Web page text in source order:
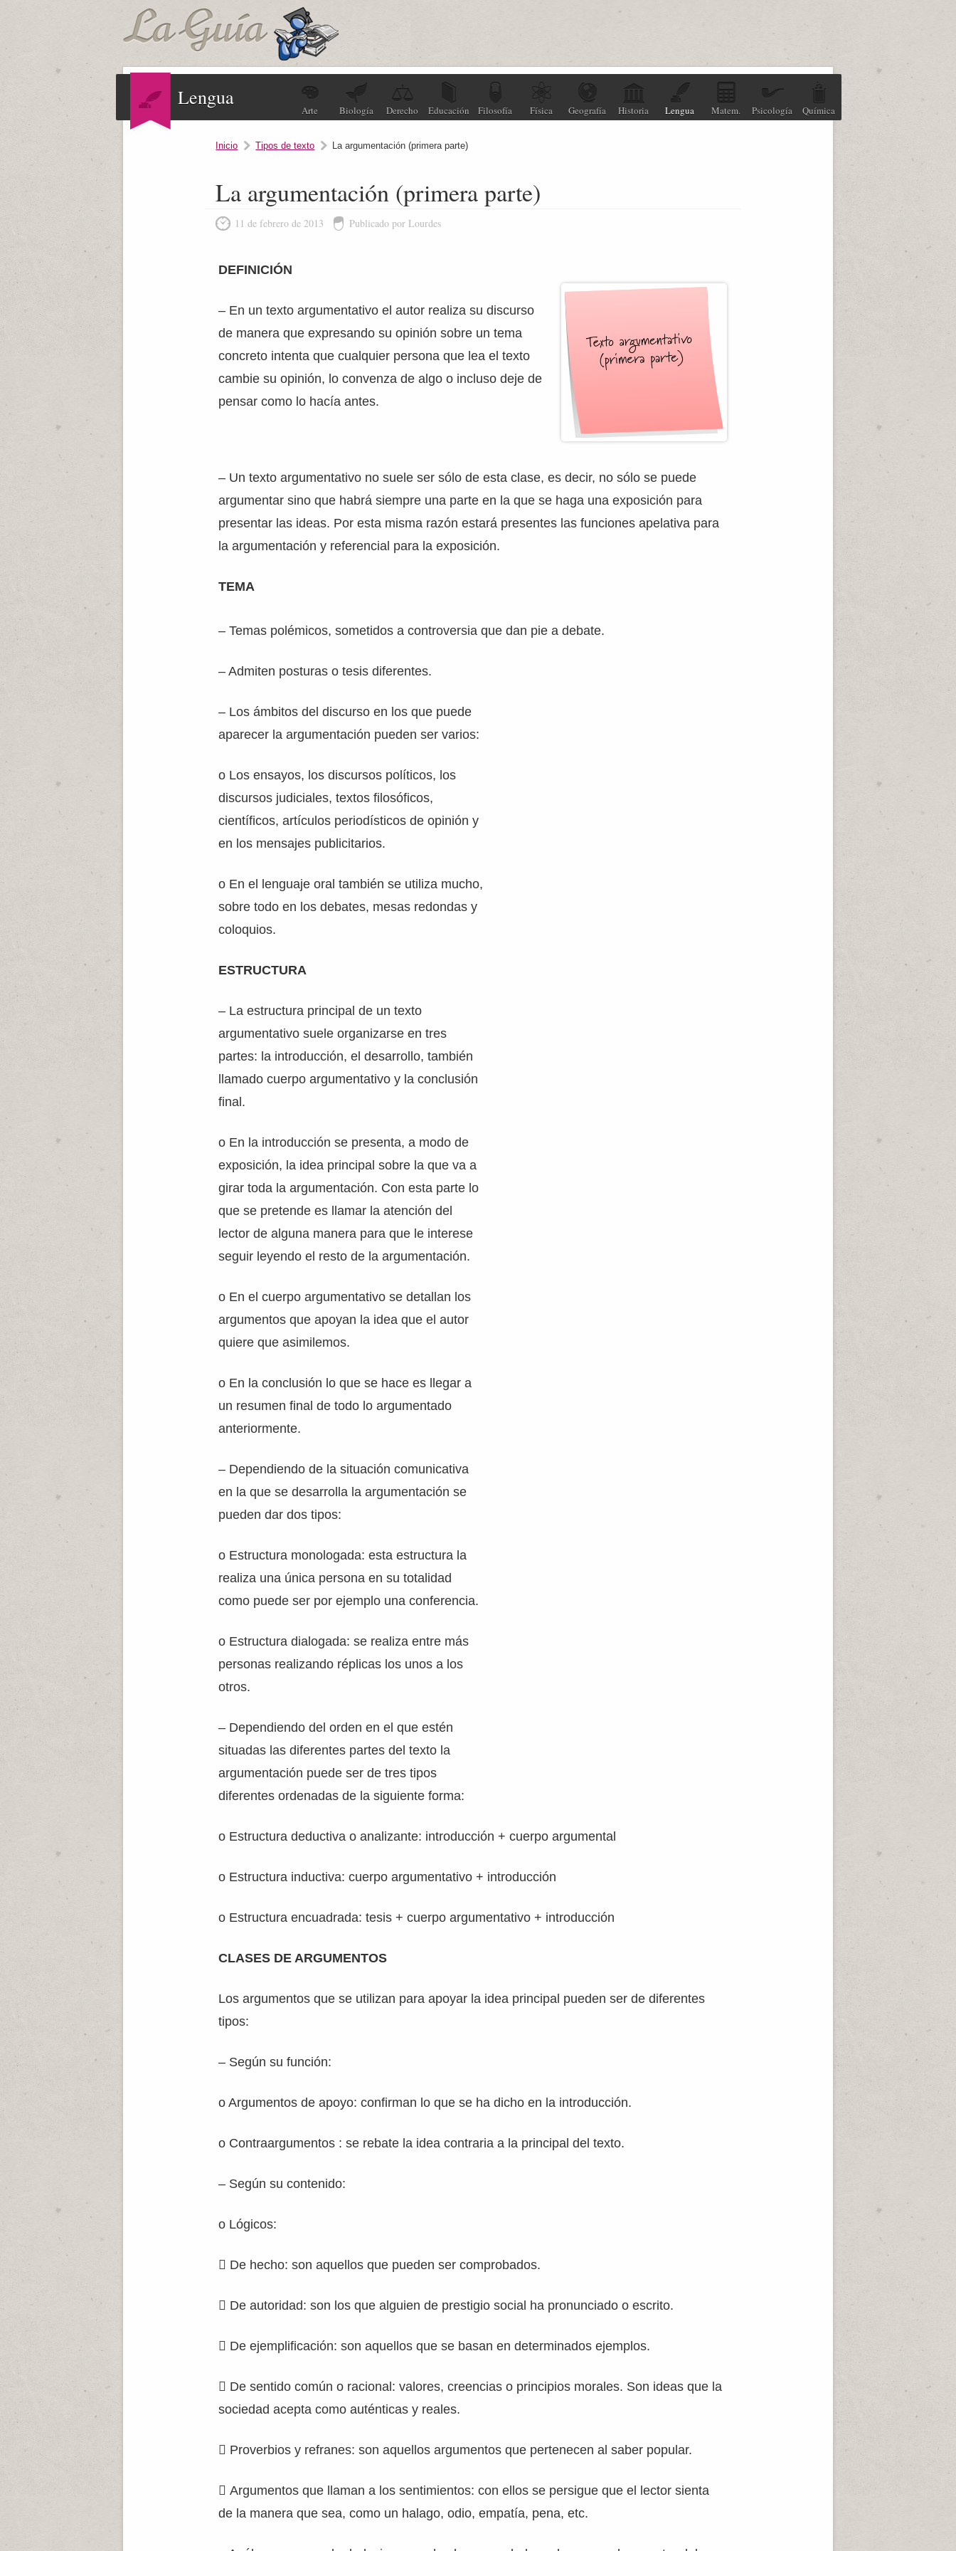
Lengua
Arte Biología Derecho Educación Filosofía Física Geografía Historia Lengua Matem. Psicología Química
Inicio Tipos de texto La argumentación (primera parte)
La argumentación (primera parte)
11 de febrero de 2013 Publicado por Lourdes
DEFINICIÓN
– En un texto argumentativo el autor realiza su discurso
de manera que expresando su opinión sobre un tema
concreto intenta que cualquier persona que lea el texto
cambie su opinión, lo convenza de algo o incluso deje de
pensar como lo hacía antes.
– Un texto argumentativo no suele ser sólo de esta clase, es decir, no sólo se puede
argumentar sino que habrá siempre una parte en la que se haga una exposición para
presentar las ideas. Por esta misma razón estará presentes las funciones apelativa para
la argumentación y referencial para la exposición.
TEMA
– Temas polémicos, sometidos a controversia que dan pie a debate.
– Admiten posturas o tesis diferentes.
– Los ámbitos del discurso en los que puede
aparecer la argumentación pueden ser varios:
o Los ensayos, los discursos políticos, los
discursos judiciales, textos filosóficos,
científicos, artículos periodísticos de opinión y
en los mensajes publicitarios.
o En el lenguaje oral también se utiliza mucho,
sobre todo en los debates, mesas redondas y
coloquios.
ESTRUCTURA
– La estructura principal de un texto
argumentativo suele organizarse en tres
partes: la introducción, el desarrollo, también
llamado cuerpo argumentativo y la conclusión
final.
o En la introducción se presenta, a modo de
exposición, la idea principal sobre la que va a
girar toda la argumentación. Con esta parte lo
que se pretende es llamar la atención del
lector de alguna manera para que le interese
seguir leyendo el resto de la argumentación.
o En el cuerpo argumentativo se detallan los
argumentos que apoyan la idea que el autor
quiere que asimilemos.
o En la conclusión lo que se hace es llegar a
un resumen final de todo lo argumentado
anteriormente.
– Dependiendo de la situación comunicativa
en la que se desarrolla la argumentación se
pueden dar dos tipos:
o Estructura monologada: esta estructura la
realiza una única persona en su totalidad
como puede ser por ejemplo una conferencia.
o Estructura dialogada: se realiza entre más
personas realizando réplicas los unos a los
otros.
– Dependiendo del orden en el que estén
situadas las diferentes partes del texto la
argumentación puede ser de tres tipos
diferentes ordenadas de la siguiente forma:
o Estructura deductiva o analizante: introducción + cuerpo argumental
o Estructura inductiva: cuerpo argumentativo + introducción
o Estructura encuadrada: tesis + cuerpo argumentativo + introducción
CLASES DE ARGUMENTOS
Los argumentos que se utilizan para apoyar la idea principal pueden ser de diferentes
tipos:
– Según su función:
o Argumentos de apoyo: confirman lo que se ha dicho en la introducción.
o Contraargumentos : se rebate la idea contraria a la principal del texto.
– Según su contenido:
o Lógicos:
 De hecho: son aquellos que pueden ser comprobados.
 De autoridad: son los que alguien de prestigio social ha pronunciado o escrito.
 De ejemplificación: son aquellos que se basan en determinados ejemplos.
 De sentido común o racional: valores, creencias o principios morales. Son ideas que la
sociedad acepta como auténticas y reales.
 Proverbios y refranes: son aquellos argumentos que pertenecen al saber popular.
 Argumentos que llaman a los sentimientos: con ellos se persigue que el lector sienta
de la manera que sea, como un halago, odio, empatía, pena, etc.